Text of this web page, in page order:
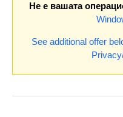
Не е вашата
See additional offer